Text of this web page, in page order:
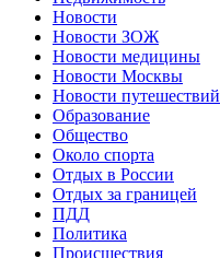
Новости
Новости ЗОЖ
Новости медицины
Новости Москвы
Новости путешествий
Образование
Общество
Около спорта
Отдых в России
Отдых за границей
ПДД
Политика
Происшествия